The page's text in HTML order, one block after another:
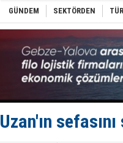
GÜNDEM SEKTÖRDEN
Uzan'ın